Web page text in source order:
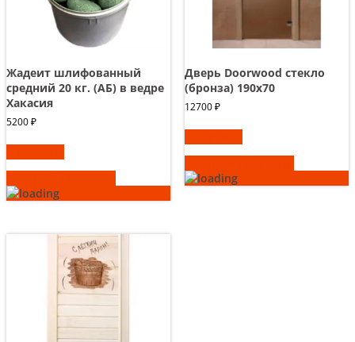
Жадеит шлифованный
средний 20 кг. (АБ) в ведре
Хакасия
5200₽
Дверь Doorwood стекло
(бронза) 190х70
12700₽